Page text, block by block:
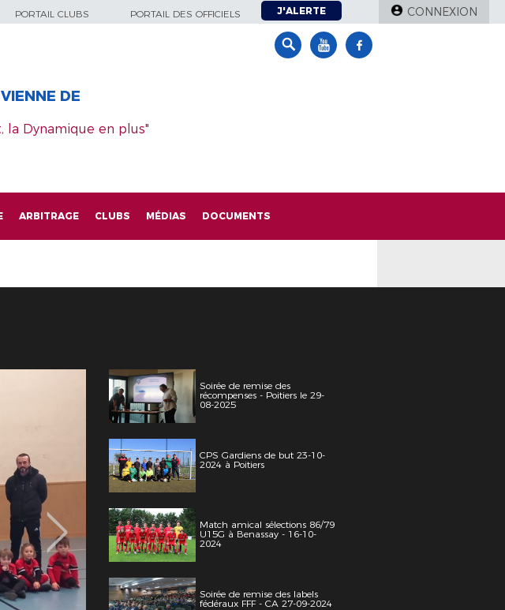
PORTAIL CLUBS PORTAIL DES OFFICIELS J'ALERTE CONNEXION
DE
la Dynamique en plus"
ARBITRAGE CLUBS MÉDIAS DOCUMENTS
Soirée de remise des
récompenses - Poitiers le 29-
08-2025
CPS Gardiens de but 23-10-
2024 à Poitiers
Match amical sélections 86/79
U15G à Benassay - 16-10-
2024
Soirée de remise des labels
fédéraux FFF - CA 27-09-2024